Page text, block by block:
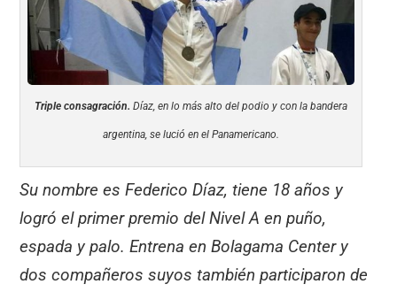
Triple consagración. Díaz, en lo más alto del podio y con la bandera
argentina, se lució en el Panamericano.
Su nombre es Federico Díaz, tiene 18 años y
logró el primer premio del Nivel A en puño,
espada y palo. Entrena en Bolagama Center y
dos compañeros suyos también participaron de